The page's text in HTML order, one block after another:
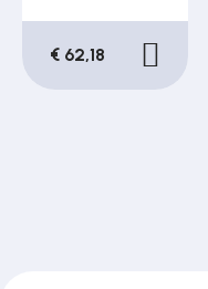
€ 62,18